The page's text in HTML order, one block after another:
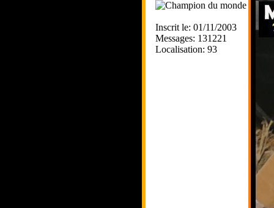
Inscrit le: 01/11/2003
Messages: 131221
Localisation: 93